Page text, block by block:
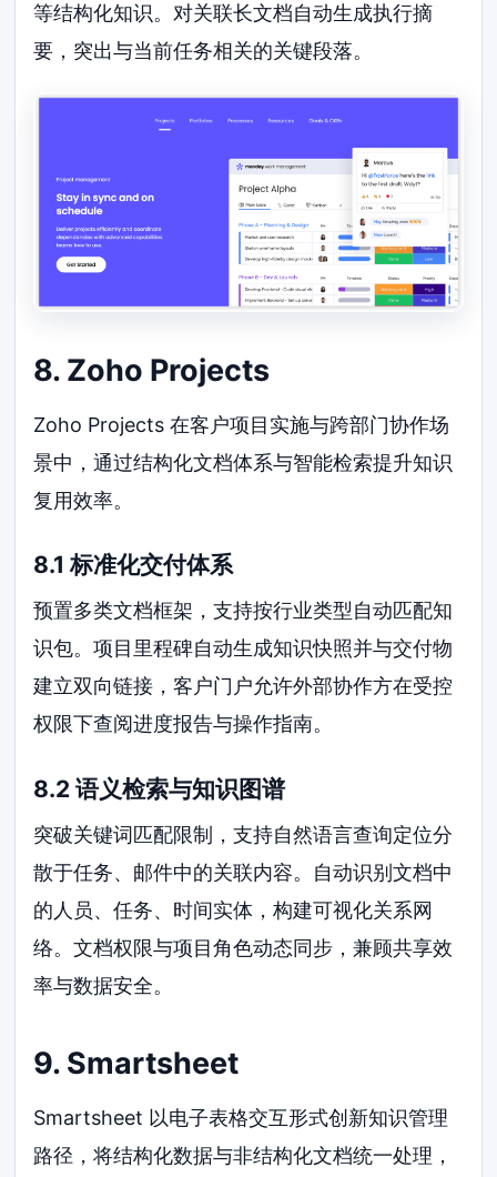
等结构化知识。对关联长文档自动生成执行摘
要，突出与当前任务相关的关键段落。
8. Zoho Projects
Zoho Projects 在客户项目实施与跨部门协作场
景中，通过结构化文档体系与智能检索提升知识
复用效率。
8.1 标准化交付体系
预置多类文档框架，支持按行业类型自动匹配知
识包。项目里程碑自动生成知识快照并与交付物
建立双向链接，客户门户允许外部协作方在受控
权限下查阅进度报告与操作指南。
8.2 语义检索与知识图谱
突破关键词匹配限制，支持自然语言查询定位分
散于任务、邮件中的关联内容。自动识别文档中
的人员、任务、时间实体，构建可视化关系网
络。文档权限与项目角色动态同步，兼顾共享效
率与数据安全。
9. Smartsheet
Smartsheet 以电子表格交互形式创新知识管理
路径，将结构化数据与非结构化文档统一处理，